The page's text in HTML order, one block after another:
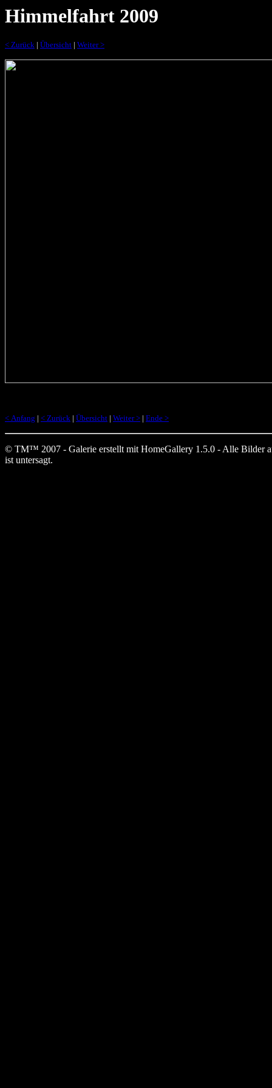
Himmelfahrt 2009
< Zurück | Übersicht | Weiter >
< Anfang | < Zurück | Übersicht | Weiter > | Ende >
© TM™ 2007 - Galerie erstellt mit HomeGallery 1.5.0 - Alle Bilder
ist untersagt.